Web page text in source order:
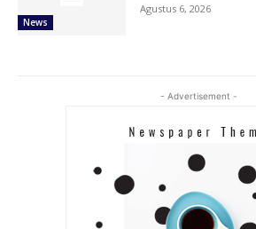
News
Agustus 6, 2026
- Advertisement -